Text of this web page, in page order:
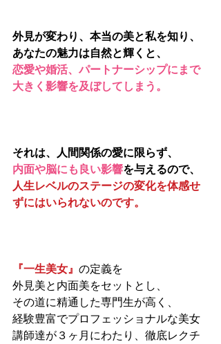
外見が変わり、本当の美と私を知り、
あなたの魅力は自然と輝くと、
恋愛や婚活、パートナーシップにまで
大きく影響を及ぼしてしまう。
それは、人間関係の愛に限らず、
内面や脳にも良い影響を与えるので、
人生レベルのステージの変化を体感せ
ずにはいられないのです。
『一生美女』 の定義を
外見美と内面美をセットとし、
その道に精通した専門生が高く、
経験豊富でプロフェッショナルな美女
講師達が３ヶ月にわたり、徹底レクチ